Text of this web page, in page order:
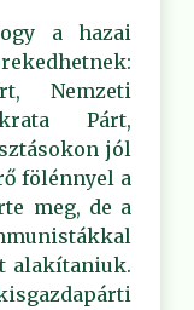
a hazai
Nemzeti
Párt,
jól
fölénnyel a
meg, de a
alakítaniuk.